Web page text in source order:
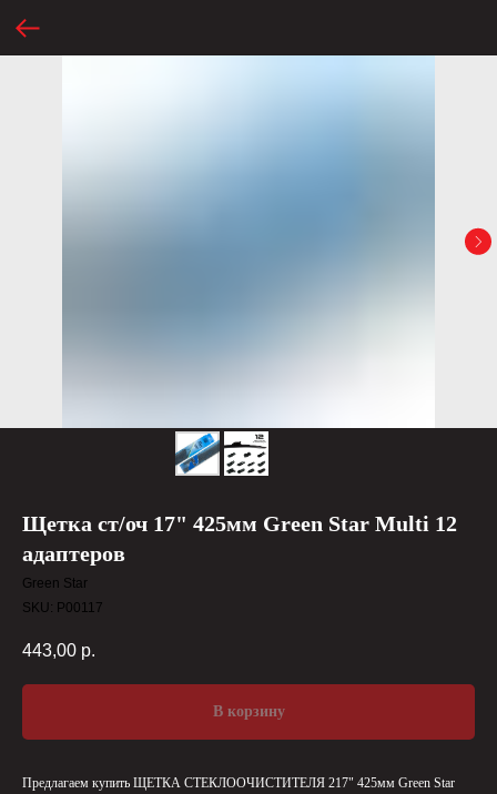
Щетка ст/оч 17" 425мм Green Star Multi 12
адаптеров
Green Star
SKU: P00117
443,00 р.
В корзину
Предлагаем купить ЩЕТКА СТЕКЛООЧИСТИТЕЛЯ 217" 425мм Green Star